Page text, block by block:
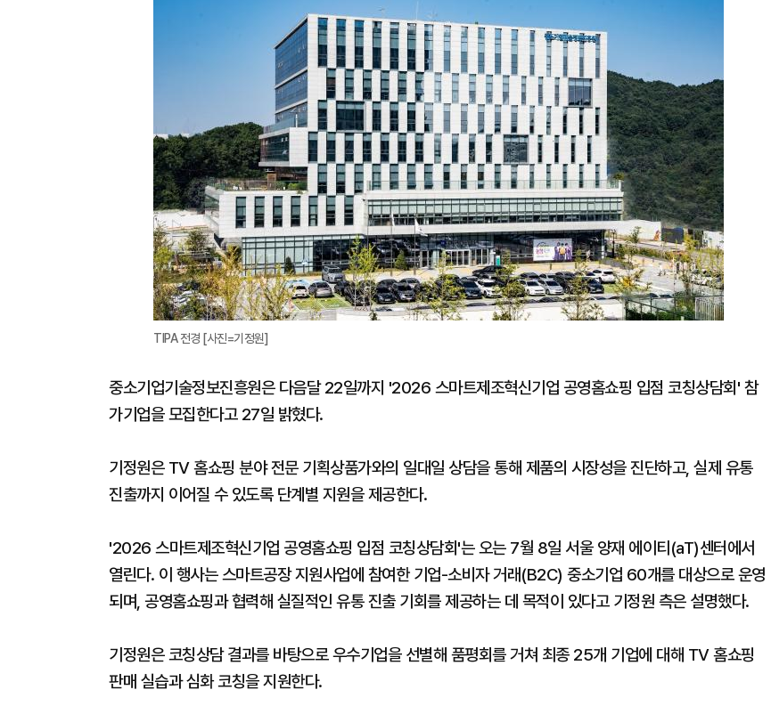
TIPA 전경 [사진=기정원]
중소기업기술정보진흥원은 다음달 22일까지 '2026 스마트제조혁신기업 공영홈쇼핑 입점 코칭상담회' 참
가기업을 모집한다고 27일 밝혔다.
기정원은 TV 홈쇼핑 분야 전문 기획상품가와의 일대일 상담을 통해 제품의 시장성을 진단하고, 실제 유통
진출까지 이어질 수 있도록 단계별 지원을 제공한다.
'2026 스마트제조혁신기업 공영홈쇼핑 입점 코칭상담회'는 오는 7월 8일 서울 양재 에이티(aT)센터에서
열린다. 이 행사는 스마트공장 지원사업에 참여한 기업-소비자 거래(B2C) 중소기업 60개를 대상으로 운영
되며, 공영홈쇼핑과 협력해 실질적인 유통 진출 기회를 제공하는 데 목적이 있다고 기정원 측은 설명했다.
기정원은 코칭상담 결과를 바탕으로 우수기업을 선별해 품평회를 거쳐 최종 25개 기업에 대해 TV 홈쇼핑
판매 실습과 심화 코칭을 지원한다.